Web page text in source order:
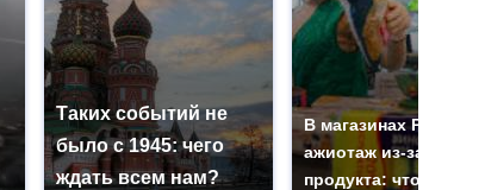
Таких событий не
было с 1945: чего
ждать всем нам?
В магазинах России
ажиотаж из-за этого
продукта: что купить?